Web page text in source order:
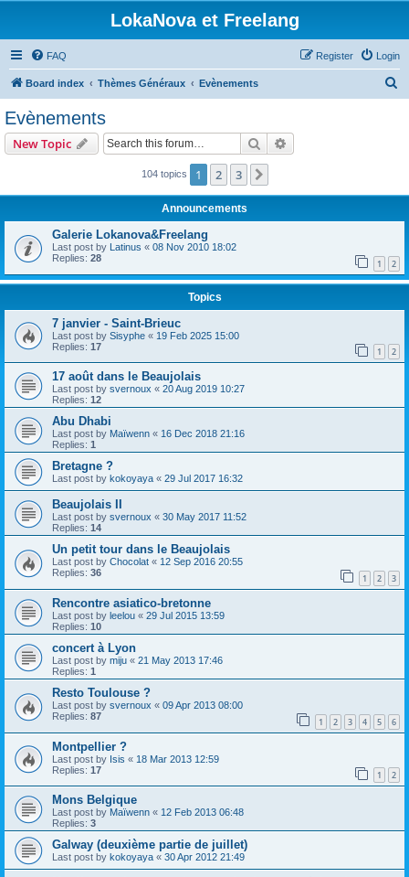
LokaNova et Freelang
FAQ Login
Register
Board index Thèmes Généraux Evènements
Evènements
New Topic Search
104 topics 1 2 3
Announcements
Galerie Lokanova&Freelang
Last post by Latinus « 08 Nov 2010 18:02
Replies: 28 1 2
Topics
7 janvier - Saint-Brieuc
Last post by Sisyphe « 19 Feb 2025 15:00
Replies: 17 1 2
17 août dans le Beaujolais
Last post by svernoux « 20 Aug 2019 10:27
Replies: 12
Abu Dhabi
Last post by Maïwenn « 16 Dec 2018 21:16
Replies: 1
Bretagne ?
Last post by kokoyaya « 29 Jul 2017 16:32
Beaujolais II
Last post by svernoux « 30 May 2017 11:52
Replies: 14
Un petit tour dans le Beaujolais
Last post by Chocolat « 12 Sep 2016 20:55
Replies: 36 1 2 3
Rencontre asiatico-bretonne
Last post by leelou « 29 Jul 2015 13:59
Replies: 10
concert à Lyon
Last post by miju « 21 May 2013 17:46
Replies: 1
Resto Toulouse ?
Last post by svernoux « 09 Apr 2013 08:00
Replies: 87 1 2 3 4 5 6
Montpellier ?
Last post by Isis « 18 Mar 2013 12:59
Replies: 17 1 2
Mons Belgique
Last post by Maïwenn « 12 Feb 2013 06:48
Replies: 3
Galway (deuxième partie de juillet)
Last post by kokoyaya « 30 Apr 2012 21:49